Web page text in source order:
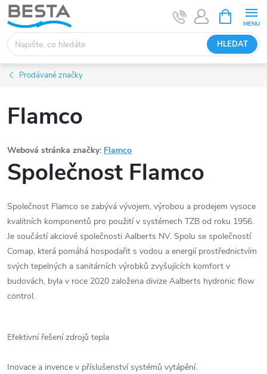
Přejít
na
obsah
HLEDAT
NÁKUPNÍ
KOŠÍK
Prodávané značky
Flamco
Webová stránka značky: Flamco
Společnost Flamco
Společnost Flamco se zabývá vývojem, výrobou a prodejem vysoce
kvalitních komponentů pro použití v systémech TZB od roku 1956.
Je součástí akciové společnosti Aalberts NV. Spolu se společností
Comap, která pomáhá hospodařit s vodou a energií prostřednictvím
svých tepelných a sanitárních výrobků zvyšujících komfort v
budovách, byla v roce 2020 založena divize Aalberts hydronic flow
control.
Efektivní řešení zdrojů tepla
Inovace a invence v příslušenství systémů vytápění.